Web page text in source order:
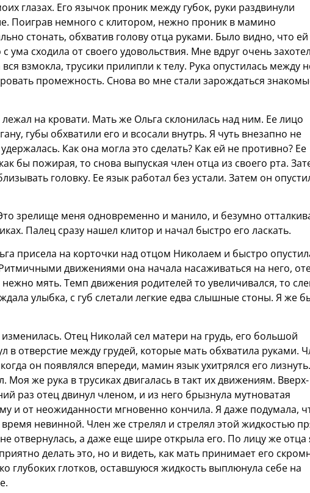
глазах. Его язычок проник между губок, руки раздвинули
Поиграв немного с клитором, нежно проник в мамино
стонать, обхватив голову отца руками. Было видно, что ей
ума сходила от своего удовольствия. Мне вдруг очень
взмокла, трусики прилипли к телу. Рука опустилась между
промежность. Снова во мне стали зарождаться
на кровати. Мать же Ольга склонилась над ним. Ее лицо
губы обхватили его и всосали внутрь. Я чуть внезапно не
Как она могла это сделать? Как ей не противно? Ее
бы пожирая, то снова выпуская член отца из своего рта.
головку. Ее язык работал без устали. Затем он
зрелище меня одновременно и манило, и безумно
Палец сразу нашел клитор и начал быстро его ласкать.
присела на корточки над отцом Николаем и быстро
движениями она начала насаживаться на него,
мять. Темп движения родителей то увеличивался, то
улыбка, с губ слетали легкие едва слышные стоны. Я же
Отец Николай сел матери на грудь, его большой
в отверстие между грудей, которые мать обхватила руками.
он появлялся впереди, мамин язык ухитрялся его лизнуть.
Моя же рука в трусиках двигалась в такт их движениям. Вверх-
раз отец двинул членом, и из него брызнула мутноватая
и от неожиданности мгновенно кончила. Я даже подумала,
невинной. Член же стрелял и стрелял этой жидкостью
отвернулась, а даже еще шире открыла его. По лицу же отца
делать это, но и видеть, как мать принимает его
глубоких глотков, оставшуюся жидкость выплюнула себе на